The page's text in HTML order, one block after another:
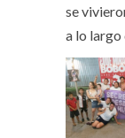
se
a lo largo